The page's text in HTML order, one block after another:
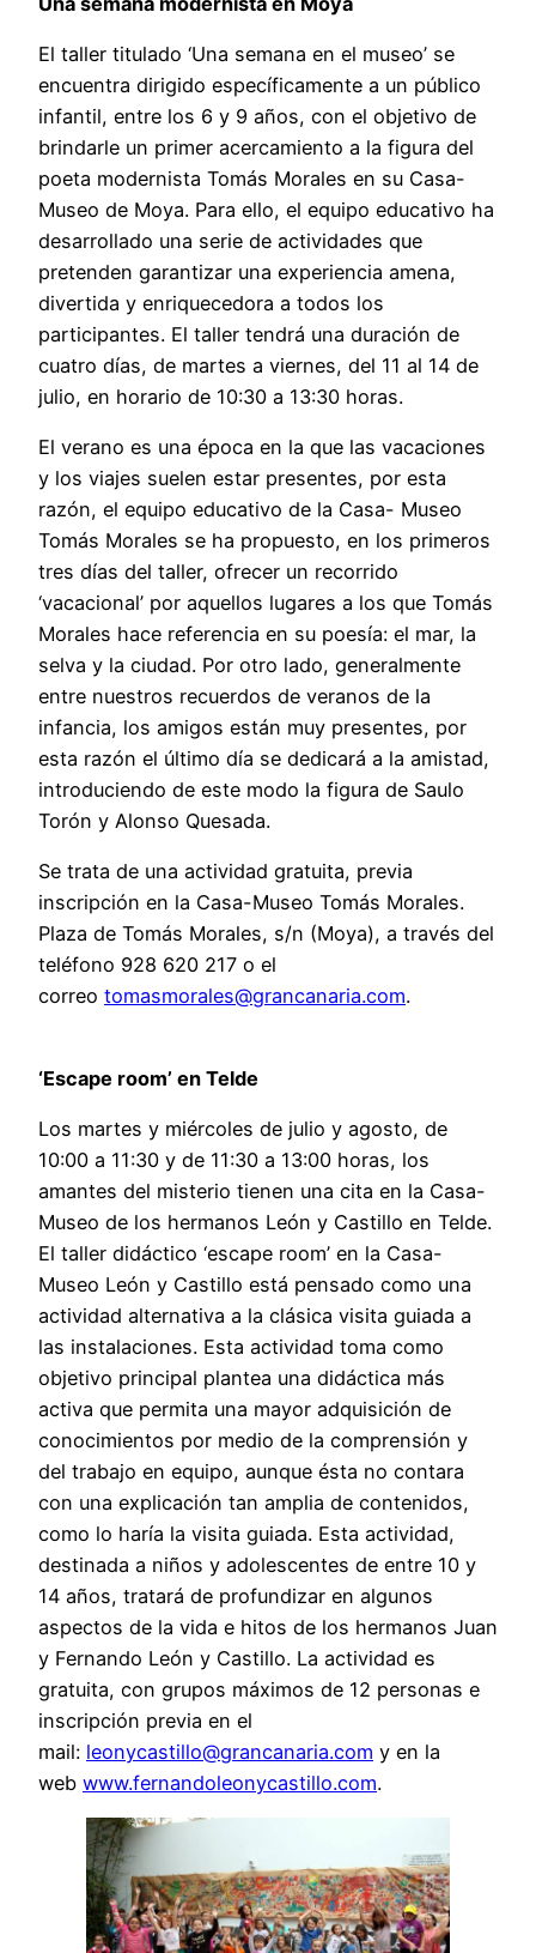
El taller titulado ‘Una semana en el museo’ se
encuentra dirigido específicamente a un público
infantil, entre los 6 y 9 años, con el objetivo de
brindarle un primer acercamiento a la figura del
poeta modernista Tomás Morales en su Casa-
Museo de Moya. Para ello, el equipo educativo ha
desarrollado una serie de actividades que
pretenden garantizar una experiencia amena,
divertida y enriquecedora a todos los
participantes. El taller tendrá una duración de
cuatro días, de martes a viernes, del 11 al 14 de
julio, en horario de 10:30 a 13:30 horas.
El verano es una época en la que las vacaciones
y los viajes suelen estar presentes, por esta
razón, el equipo educativo de la Casa- Museo
Tomás Morales se ha propuesto, en los primeros
tres días del taller, ofrecer un recorrido
‘vacacional’ por aquellos lugares a los que Tomás
Morales hace referencia en su poesía: el mar, la
selva y la ciudad. Por otro lado, generalmente
entre nuestros recuerdos de veranos de la
infancia, los amigos están muy presentes, por
esta razón el último día se dedicará a la amistad,
introduciendo de este modo la figura de Saulo
Torón y Alonso Quesada.
Se trata de una actividad gratuita, previa
inscripción en la Casa-Museo Tomás Morales.
Plaza de Tomás Morales, s/n (Moya), a través del
teléfono 928 620 217 o el
correo tomasmorales@grancanaria.com.
‘Escape room’ en Telde
Los martes y miércoles de julio y agosto, de
10:00 a 11:30 y de 11:30 a 13:00 horas, los
amantes del misterio tienen una cita en la Casa-
Museo de los hermanos León y Castillo en Telde.
El taller didáctico ‘escape room’ en la Casa-
Museo León y Castillo está pensado como una
actividad alternativa a la clásica visita guiada a
las instalaciones. Esta actividad toma como
objetivo principal plantea una didáctica más
activa que permita una mayor adquisición de
conocimientos por medio de la comprensión y
del trabajo en equipo, aunque ésta no contara
con una explicación tan amplia de contenidos,
como lo haría la visita guiada. Esta actividad,
destinada a niños y adolescentes de entre 10 y
14 años, tratará de profundizar en algunos
aspectos de la vida e hitos de los hermanos Juan
y Fernando León y Castillo. La actividad es
gratuita, con grupos máximos de 12 personas e
inscripción previa en el
mail: leonycastillo@grancanaria.com y en la
web www.fernandoleonycastillo.com.